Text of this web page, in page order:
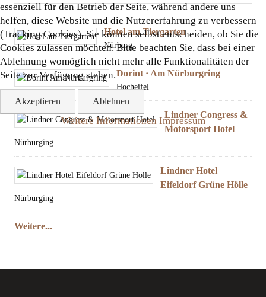
Hotel am Tiergarten
Nürburg
Dorint · Am Nürburgring
Hocheifel
Lindner Congress &
Motorsport Hotel
Nürburging
Lindner Hotel
Eifeldorf Grüne Hölle
Nürburging
Weitere...
essenziell für den Betrieb der Seite, während andere uns
helfen, diese Website und die Nutzererfahrung zu verbessern
(Tracking Cookies). Sie können selbst entscheiden, ob Sie die
Cookies zulassen möchten. Bitte beachten Sie, dass bei einer
Ablehnung womöglich nicht mehr alle Funktionalitäten der
Seite zur Verfügung stehen.
Akzeptieren Ablehnen
Weitere Informationen Impressum